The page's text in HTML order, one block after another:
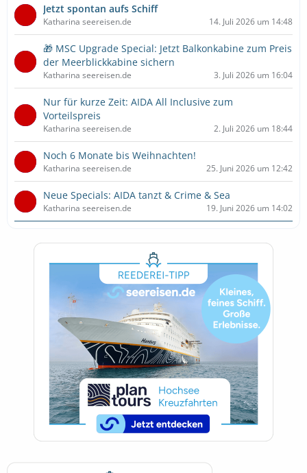
Jetzt spontan aufs Schiff
Katharina seereisen.de 14. Juli 2026 um 14:48
🎁 MSC Upgrade Special: Jetzt Balkonkabine zum Preis
der Meerblickkabine sichern
Katharina seereisen.de 3. Juli 2026 um 16:04
Nur für kurze Zeit: AIDA All Inclusive zum
Vorteilspreis
Katharina seereisen.de 2. Juli 2026 um 18:44
Noch 6 Monate bis Weihnachten!
Katharina seereisen.de 25. Juni 2026 um 12:42
Neue Specials: AIDA tanzt & Crime & Sea
Katharina seereisen.de 19. Juni 2026 um 14:02